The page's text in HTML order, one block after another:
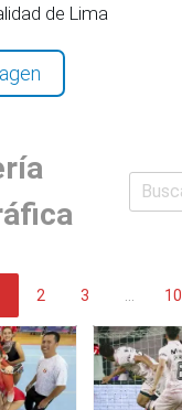
de Lima
2 3 10